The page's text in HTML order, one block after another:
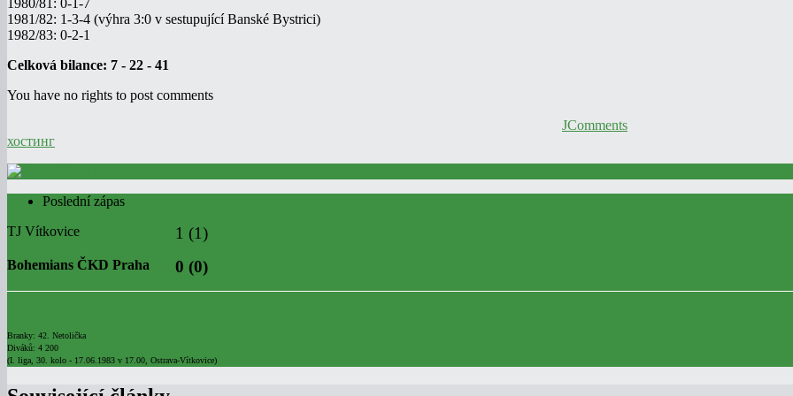
1981/82: 1-3-4 (výhra 3:0 v sestupující Banské Bystrici)
1982/83: 0-2-1
Celková bilance: 7 - 22 - 41
You have no rights to post comments
JComments
хостинг
Poslední zápas
TJ Vítkovice
1 (1)
Bohemians ČKD Praha 0 (0)
Branky: 42. Netolička
Diváků: 4 200
(I. liga, 30. kolo - 17.06.1983 v 17.00, Ostrava-Vítkovice)